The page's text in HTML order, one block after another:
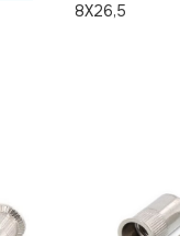
8X26,5